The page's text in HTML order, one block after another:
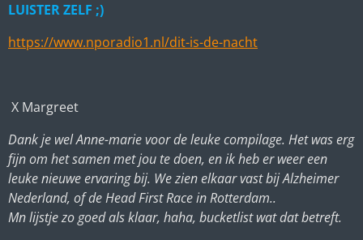
LUISTER ZELF ;)
https://www.nporadio1.nl/dit-is-de-nacht
X Margreet
Dank je wel Anne-marie voor de leuke compilage. Het was erg
fijn om het samen met jou te doen, en ik heb er weer een
leuke nieuwe ervaring bij. We zien elkaar vast bij Alzheimer
Nederland, of de Head First Race in Rotterdam..
Mn lijstje zo goed als klaar, haha, bucketlist wat dat betreft.